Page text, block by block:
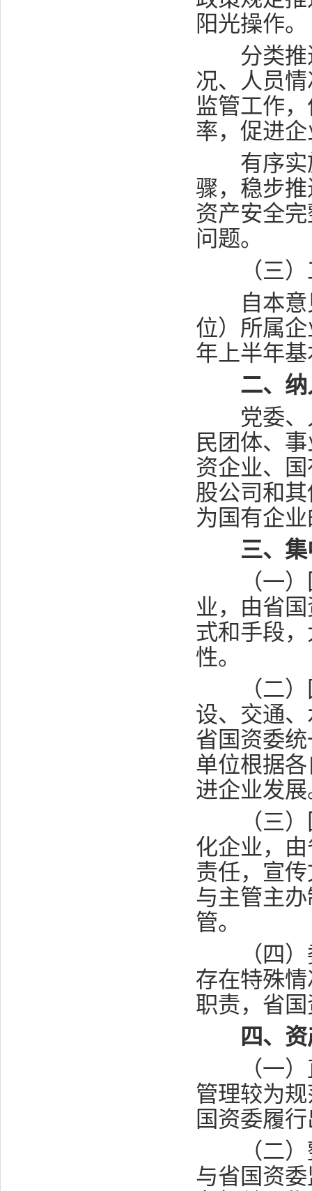
阳光操作。
分类推
况、人员
监管工作
率，促进
有序实
骤，稳步
资产安全
问题。
（三）
自本意
位）所属
年上半年
二、纳
党委、
民团体、
资企业、
股公司和
为国有企
三、集
（一）
业，由省
式和手段
性。
（二）
设、交通
省国资委
单位根据
进企业发
（三）
化企业，
责任，宣
与主管主
管。
（四）
存在特殊
职责，省
四、资
（一）
管理较为
国资委履
（二）
与省国资